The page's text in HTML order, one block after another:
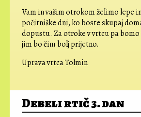
Vam in vašim otrokom želimo lepe
počitniške dni, ko boste skupaj
dopustu. Za otroke v vrtcu pa
jim bo čim bolj prijetno.
Uprava vrtca Tolmin
Debeli rtič 3. dan